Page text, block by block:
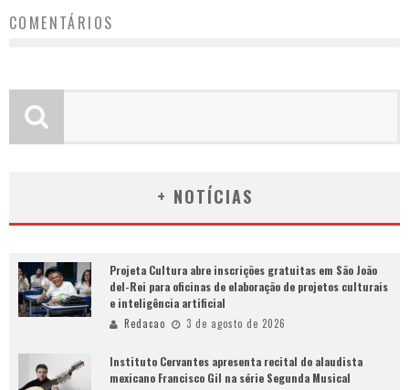
COMENTÁRIOS
+ NOTÍCIAS
Projeta Cultura abre inscrições gratuitas em São João
del-Rei para oficinas de elaboração de projetos culturais
e inteligência artificial
Redacao 3 de agosto de 2026
Instituto Cervantes apresenta recital do alaudista
mexicano Francisco Gil na série Segunda Musical